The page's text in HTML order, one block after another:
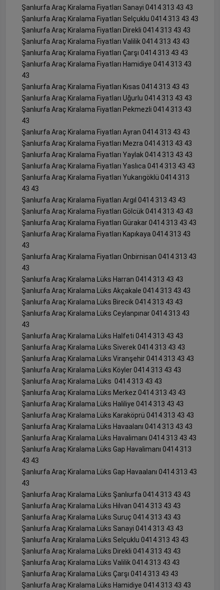
Şanlıurfa Araç Kiralama Fiyatları Sanayi 0414 313 43 43
Şanlıurfa Araç Kiralama Fiyatları Selçuklu 0414 313 43 43
Şanlıurfa Araç Kiralama Fiyatları Direkli 0414 313 43 43
Şanlıurfa Araç Kiralama Fiyatları Valilik 0414 313 43 43
Şanlıurfa Araç Kiralama Fiyatları Çarşı 0414 313 43 43
Şanlıurfa Araç Kiralama Fiyatları Hamidiye 0414 313 43
43
Şanlıurfa Araç Kiralama Fiyatları Kısas 0414 313 43 43
Şanlıurfa Araç Kiralama Fiyatları Uğurlu 0414 313 43 43
Şanlıurfa Araç Kiralama Fiyatları Pekmezli 0414 313 43
43
Şanlıurfa Araç Kiralama Fiyatları Ayran 0414 313 43 43
Şanlıurfa Araç Kiralama Fiyatları Mezra 0414 313 43 43
Şanlıurfa Araç Kiralama Fiyatları Yaylak 0414 313 43 43
Şanlıurfa Araç Kiralama Fiyatları Yaslıca 0414 313 43 43
Şanlıurfa Araç Kiralama Fiyatları Yukarıgöklü 0414 313
43 43
Şanlıurfa Araç Kiralama Fiyatları Argıl 0414 313 43 43
Şanlıurfa Araç Kiralama Fiyatları Gölcük 0414 313 43 43
Şanlıurfa Araç Kiralama Fiyatları Gürakar 0414 313 43 43
Şanlıurfa Araç Kiralama Fiyatları Kapıkaya 0414 313 43
43
Şanlıurfa Araç Kiralama Fiyatları Onbirnisan 0414 313 43
43
Şanlıurfa Araç Kiralama Lüks Harran 0414 313 43 43
Şanlıurfa Araç Kiralama Lüks Akçakale 0414 313 43 43
Şanlıurfa Araç Kiralama Lüks Birecik 0414 313 43 43
Şanlıurfa Araç Kiralama Lüks Ceylanpınar 0414 313 43
43
Şanlıurfa Araç Kiralama Lüks Halfeti 0414 313 43 43
Şanlıurfa Araç Kiralama Lüks Siverek 0414 313 43 43
Şanlıurfa Araç Kiralama Lüks Viranşehir 0414 313 43 43
Şanlıurfa Araç Kiralama Lüks Köyler 0414 313 43 43
Şanlıurfa Araç Kiralama Lüks 0414 313 43 43
Şanlıurfa Araç Kiralama Lüks Merkez 0414 313 43 43
Şanlıurfa Araç Kiralama Lüks Haliliye 0414 313 43 43
Şanlıurfa Araç Kiralama Lüks Karaköprü 0414 313 43 43
Şanlıurfa Araç Kiralama Lüks Havaalanı 0414 313 43 43
Şanlıurfa Araç Kiralama Lüks Havalimanı 0414 313 43 43
Şanlıurfa Araç Kiralama Lüks Gap Havalimanı 0414 313
43 43
Şanlıurfa Araç Kiralama Lüks Gap Havaalanı 0414 313 43
43
Şanlıurfa Araç Kiralama Lüks Şanlıurfa 0414 313 43 43
Şanlıurfa Araç Kiralama Lüks Hilvan 0414 313 43 43
Şanlıurfa Araç Kiralama Lüks Suruç 0414 313 43 43
Şanlıurfa Araç Kiralama Lüks Sanayi 0414 313 43 43
Şanlıurfa Araç Kiralama Lüks Selçuklu 0414 313 43 43
Şanlıurfa Araç Kiralama Lüks Direkli 0414 313 43 43
Şanlıurfa Araç Kiralama Lüks Valilik 0414 313 43 43
Şanlıurfa Araç Kiralama Lüks Çarşı 0414 313 43 43
Şanlıurfa Araç Kiralama Lüks Hamidiye 0414 313 43 43